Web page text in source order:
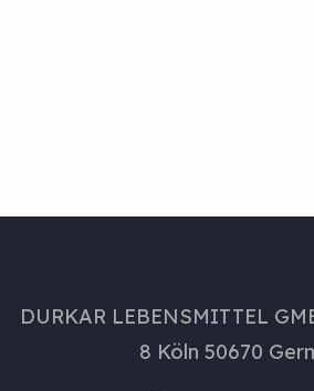
DURKAR LEBENSMITTEL
8 Köln 50670